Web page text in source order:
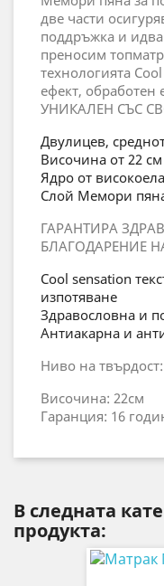
две части
поддръжка и идва
преносим
технологията
ефект, обработен
УНИКАЛЕН СЪС
Двулицев,
Височина от 22 см
Ядро от
Слой Mемори
ГАРАНТИРА
БЛАГОДАРЕНИЕ
Cool sensation
изпотяване
Здравословна и
Антиакарна и
Ниво на
Височина: 22см
Гаранция: 16
В следната
продукта: